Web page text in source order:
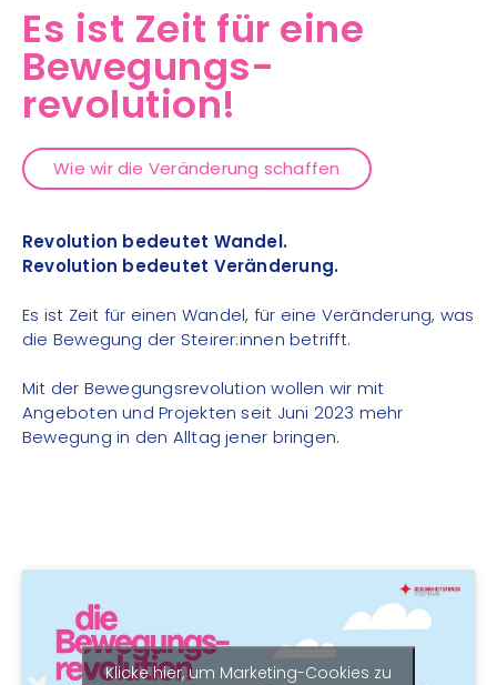
Es ist Zeit für eine
Bewegungs-
revolution!
Wie wir die Veränderung schaffen
Revolution bedeutet Wandel.
Revolution bedeutet Veränderung.
Es ist Zeit für einen Wandel, für eine Veränderung, was
die Bewegung der Steirer:innen betrifft.
Mit der Bewegungsrevolution wollen wir mit
Angeboten und Projekten seit Juni 2023 mehr
Bewegung in den Alltag jener bringen.
Klicke hier, um Marketing-Cookies zu